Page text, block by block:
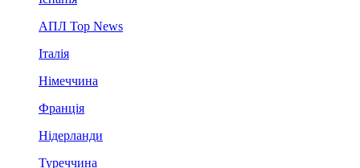
АПЛ Top News
Італія
Німеччина
Франція
Нідерланди
Туреччина